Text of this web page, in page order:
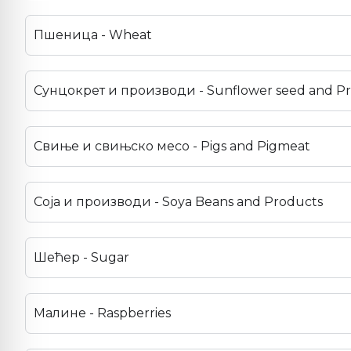
Пшеница - Wheat
Сунцокрет и производи - Sunflower seed and
Свиње и свињско месо - Pigs and Pigmeat
Соја и производи - Soya Beans and Products
Шећер - Sugar
Малине - Raspberries